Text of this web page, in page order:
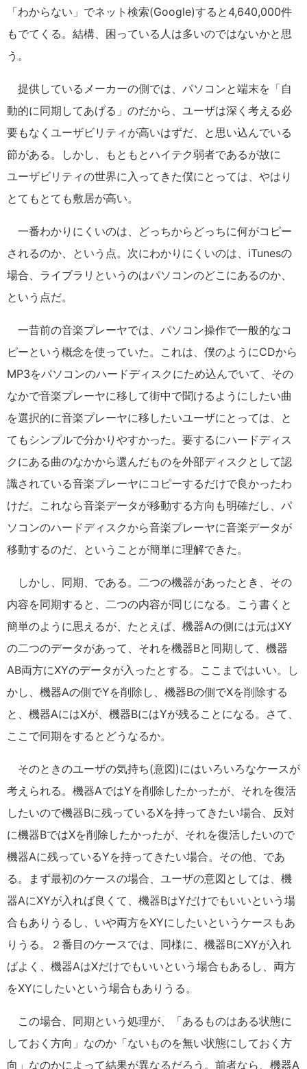
「わからない」でネット検索(Google)すると4,640,000件
もでてくる。結構、困っている人は多いのではないかと思
う。
提供しているメーカーの側では、パソコンと端末を「自
動的に同期してあげる」のだから、ユーザは深く考える必
要もなくユーザビリティが高いはずだ、と思い込んでいる
節がある。しかし、もともとハイテク弱者であるが故に
ユーザビリティの世界に入ってきた僕にとっては、やはり
とてもとても敷居が高い。
一番わかりにくいのは、どっちからどっちに何がコピー
されるのか、という点。次にわかりにくいのは、iTunesの
場合、ライブラリというのはパソコンのどこにあるのか、
という点だ。
一昔前の音楽プレーヤでは、パソコン操作で一般的なコ
ピーという概念を使っていた。これは、僕のようにCDから
MP3をパソコンのハードディスクにため込んでいて、その
なかで音楽プレーヤに移して街中で聞けるようにしたい曲
を選択的に音楽プレーヤに移したいユーザにとっては、と
てもシンプルで分かりやすかった。要するにハードディス
クにある曲のなかから選んだものを外部ディスクとして認
識されている音楽プレーヤにコピーするだけで良かったわ
けだ。これなら音楽データが移動する方向も明確だし、パ
ソコンのハードディスクから音楽プレーヤに音楽データが
移動するのだ、ということが簡単に理解できた。
しかし、同期、である。二つの機器があったとき、その
内容を同期すると、二つの内容が同じになる。こう書くと
簡単のように思えるが、たとえば、機器Aの側には元はXY
の二つのデータがあって、それを機器Bと同期して、機器
AB両方にXYのデータが入ったとする。ここまではいい。し
かし、機器Aの側でYを削除し、機器Bの側でXを削除する
と、機器AにはXが、機器BにはYが残ることになる。さて、
ここで同期をするとどうなるか。
そのときのユーザの気持ち(意図)にはいろいろなケースが
考えられる。機器AではYを削除したかったが、それを復活
したいので機器Bに残っているXを持ってきたい場合、反対
に機器BではXを削除したかったが、それを復活したいので
機器Aに残っているYを持ってきたい場合。その他、であ
る。まず最初のケースの場合、ユーザの意図としては、機
器AにXYが入れば良くて、機器BはYだけでもいいという場
合もありうるし、いや両方をXYにしたいというケースもあ
りうる。２番目のケースでは、同様に、機器BにXYが入れ
ばよく、機器AはXだけでもいいという場合もあるし、両方
をXYにしたいという場合もありうる。
この場合、同期という処理が、「あるものはある状態に
しておく方向」なのか「ないものを無い状態にしておく方
向」なのかによって結果が異なるだろう。前者なら、機器A